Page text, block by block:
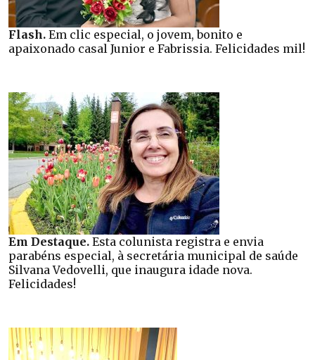
Flash. Em clic especial, o jovem, bonito e
apaixonado casal Junior e Fabrissia. Felicidades mil!
Em Destaque. Esta colunista registra e envia
parabéns especial, à secretária municipal de saúde
Silvana Vedovelli, que inaugura idade nova.
Felicidades!